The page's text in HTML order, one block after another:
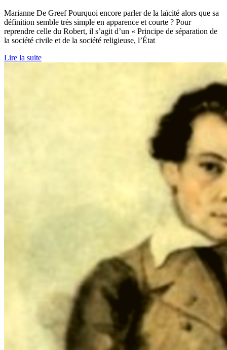
Marianne De Greef Pourquoi encore parler de la laïcité alors que sa
définition semble très simple en apparence et courte ? Pour
reprendre celle du Robert, il s’agit d’un « Principe de séparation de
la société civile et de la société religieuse, l’État
Lire la suite